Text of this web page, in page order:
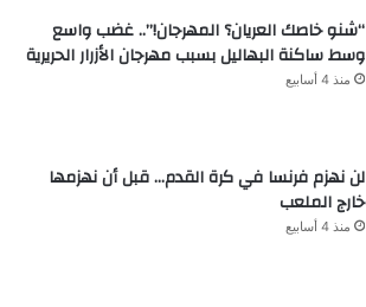
“شنو خاصك العريان؟ المهرجان!”.. غضب واسع
وسط ساكنة البهاليل بسبب مهرجان الأزرار الحريرية
منذ 4 أسابيع
لن نهزم فرنسا في كرة القدم… قبل أن نهزمها
خارج الملعب
منذ 4 أسابيع